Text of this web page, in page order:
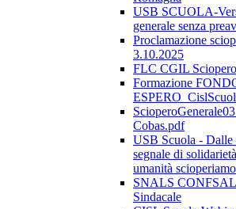
USB SCUOLA-
generale senza
Proclamazione
3.10.2025
FLC CGIL
Formazione
Cobas.pdf
USB Scuola - Dalle
segnale di
umanità
SNALS
Sindacale